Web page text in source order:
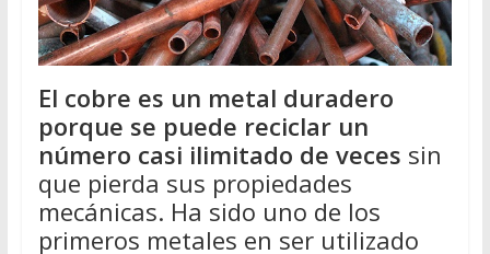
El cobre es un metal duradero
porque se puede reciclar un
número casi ilimitado de veces sin
que pierda sus propiedades
mecánicas. Ha sido uno de los
primeros metales en ser utilizado